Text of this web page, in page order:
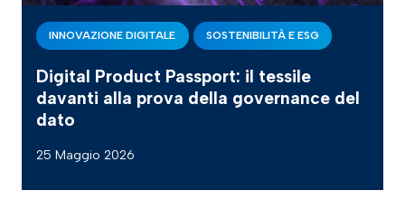
INNOVAZIONE DIGITALE SOSTENIBILITÀ E ESG
Digital Product Passport: il tessile
davanti alla prova della governance del
dato
25 Maggio 2026